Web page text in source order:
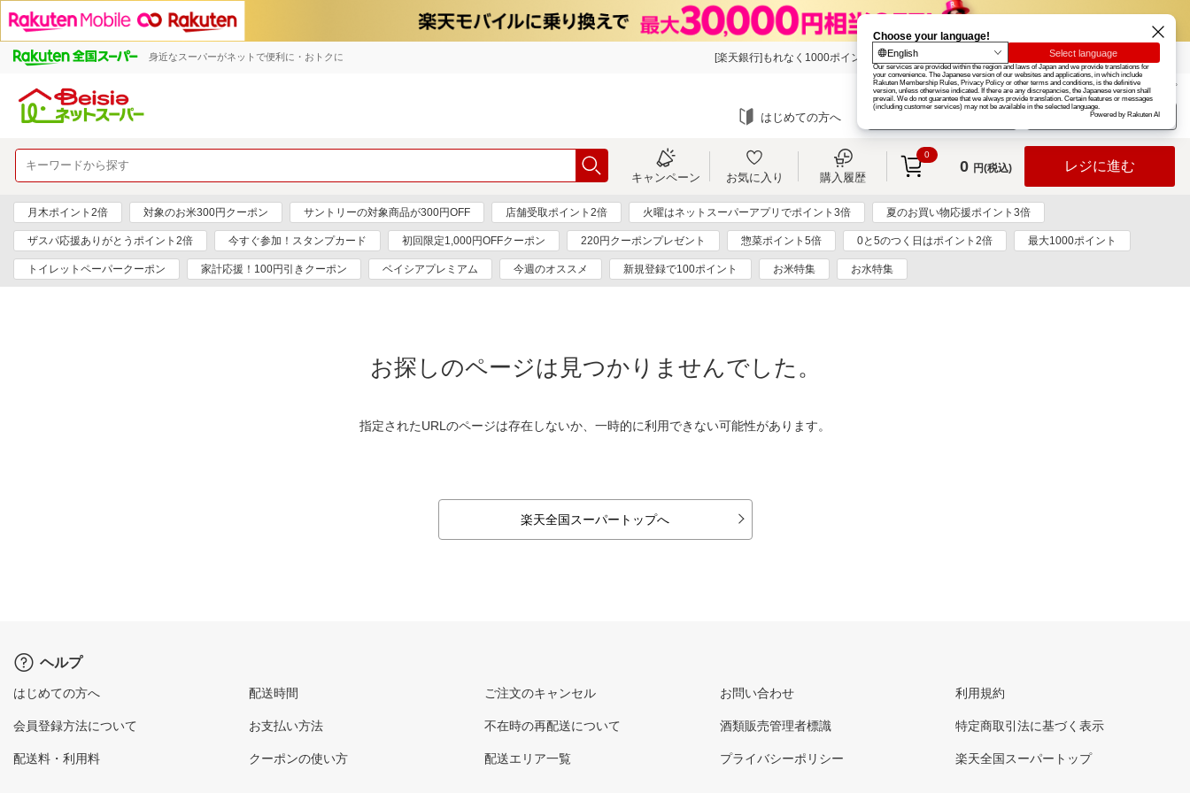
身近なスーパーがネットで便利に・おトクに [楽天銀行]もれなく1000ポイント 楽天グループ カード
お知らせ ヘルプ
はじめての方へ ログイン
キャンペーン お気に入り 購入履歴
0
0 円(税込) レジに進む
月木ポイント2倍 対象のお米300円クーポン サントリーの対象商品が300円OFF 店舗受取ポイント2倍 火曜はネットスーパーアプリでポイント3倍 夏のお買い物応援ポイント3倍
ザスパ応援ありがとうポイント2倍 今すぐ参加！スタンプカード 初回限定1,000円OFFクーポン 220円クーポンプレゼント 惣菜ポイント5倍 0と5のつく日はポイント2倍 最大1000ポイント
トイレットペーパークーポン 家計応援！100円引きクーポン ベイシアプレミアム 今週のオススメ 新規登録で100ポイント お米特集 お水特集
お探しのページは見つかりませんでした。
指定されたURLのページは存在しないか、一時的に利用できない可能性があります。
楽天全国スーパートップへ
ヘルプ
はじめての方へ
会員登録方法について
配送料・利用料
配送時間
お支払い方法
クーポンの使い方
ご注文のキャンセル
不在時の再配送について
配送エリア一覧
お問い合わせ
酒類販売管理者標識
プライバシーポリシー
利用規約
特定商取引法に基づく表示
楽天全国スーパートップ